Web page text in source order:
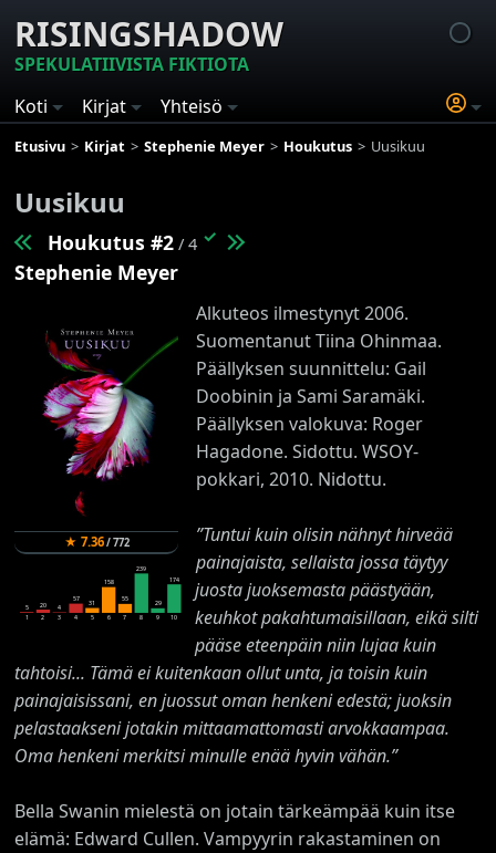
RISINGSHADOW
SPEKULATIIVISTA FIKTIOTA
Koti
Kirjat Yhteisö
Etusivu Kirjat Stephenie Meyer Houkutus Uusikuu
Uusikuu
Houkutus #2 / 4 ✓
Stephenie Meyer
★ 7.36/772
5
1
20
2
4
3
57
4
31
5
158
6
55
7
239
8
29
9
174
10
Alkuteos ilmestynyt 2006.
Suomentanut Tiina Ohinmaa.
Päällyksen suunnittelu: Gail
Doobinin ja Sami Saramäki.
Päällyksen valokuva: Roger
Hagadone. Sidottu. WSOY-
pokkari, 2010. Nidottu.
”Tuntui kuin olisin nähnyt hirveää
painajaista, sellaista jossa täytyy
juosta juoksemasta päästyään,
keuhkot pakahtumaisillaan, eikä silti
pääse eteenpäin niin lujaa kuin
tahtoisi... Tämä ei kuitenkaan ollut unta, ja toisin kuin
painajaisissani, en juossut oman henkeni edestä; juoksin
pelastaakseni jotakin mittaamattomasti arvokkaampaa.
Oma henkeni merkitsi minulle enää hyvin vähän.”
Bella Swanin mielestä on jotain tärkeämpää kuin itse
elämä: Edward Cullen. Vampyyrin rakastaminen on